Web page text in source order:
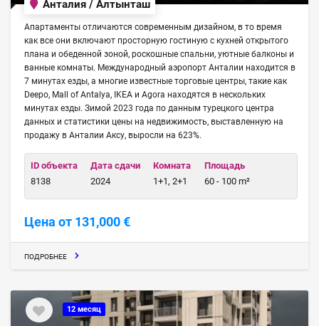
Анталия / Алтынташ
Апартаменты отличаются современным дизайном, в то время
как все они включают просторную гостиную с кухней открытого
плана и обеденной зоной, роскошные спальни, уютные балконы и
ванные комнаты. Международный аэропорт Анталии находится в
7 минутах езды, а многие известные торговые центры, такие как
Deepo, Mall of Antalya, IKEA и Agora находятся в нескольких
минутах езды. Зимой 2023 года по данным турецкого центра
данных и статистики цены на недвижимость, выставленную на
продажу в Анталии Аксу, выросли на 623%.
ID объекта
8138
Дата сдачи
2024
Комната
1+1, 2+1
Площадь
60 - 100 m²
Цена от 131,000 €
ПОДРОБНЕЕ
12 месяц